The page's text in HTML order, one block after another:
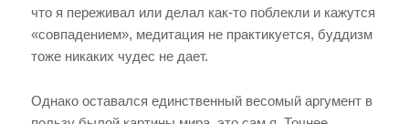
что я переживал или делал как-то поблекли и кажутся
«совпадением», медитация не практикуется, буддизм
тоже никаких чудес не дает.
Однако оставался единственный весомый аргумент в